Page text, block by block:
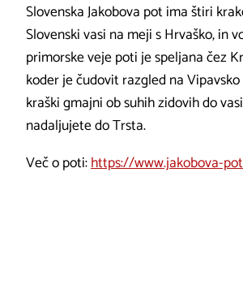
Slovenska Jakobova pot ima štiri
Slovenski vasi na meji s Hrvaško, in
primorske veje poti je speljana čez
koder je čudovit razgled na
kraški gmajni ob suhih zidovih do
nadaljujete do Trsta.
Več o poti:https://www.jakobova-